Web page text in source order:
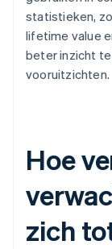
statistieken,
lifetime value
beter inzicht te
vooruitzichten.
Hoe
zich